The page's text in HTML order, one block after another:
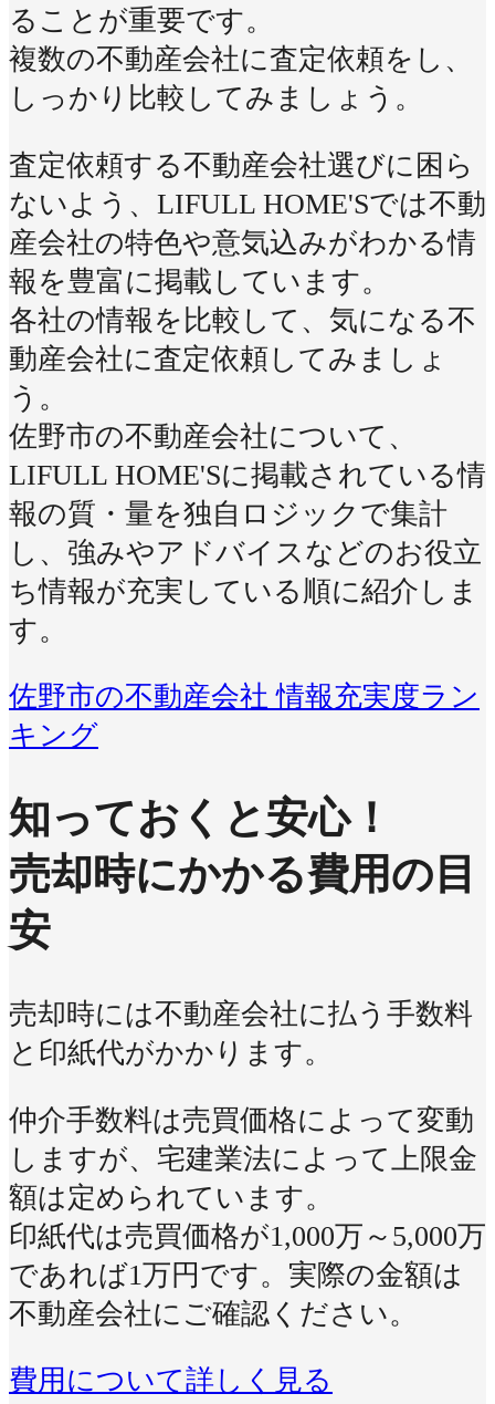
ることが重要です。
複数の不動産会社に査定依頼をし、
しっかり比較してみましょう。
査定依頼する不動産会社選びに困ら
ないよう、LIFULL HOME'Sでは不動
産会社の特色や意気込みがわかる情
報を豊富に掲載しています。
各社の情報を比較して、気になる不
動産会社に査定依頼してみましょ
う。
佐野市の不動産会社について、
LIFULL HOME'Sに掲載されている情
報の質・量を独自ロジックで集計
し、強みやアドバイスなどのお役立
ち情報が充実している順に紹介しま
す。
佐野市の不動産会社 情報充実度ラン
キング
知っておくと安心！
売却時にかかる費用の目
安
売却時には不動産会社に払う手数料
と印紙代がかかります。
仲介手数料は売買価格によって変動
しますが、宅建業法によって上限金
額は定められています。
印紙代は売買価格が1,000万～5,000万
であれば1万円です。実際の金額は
不動産会社にご確認ください。
費用について詳しく見る